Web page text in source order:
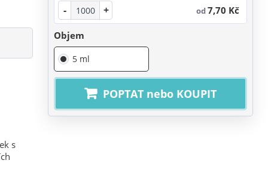
- + od7,70 Kč
Objem
5 ml
POPTAT nebo KOUPIT
s